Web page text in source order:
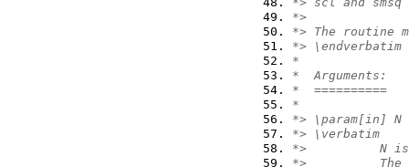
*>
*> The routine
*> \endverbatim
*
*  Arguments:
*  ==========
*
*> \param[in] N
*> \verbatim
*>          N is
*>          The